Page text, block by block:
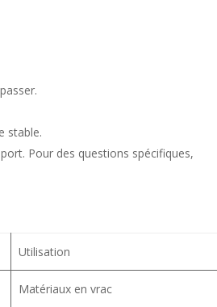
stable.
Pour des questions spécifiques,
Utilisation
Matériaux en vrac